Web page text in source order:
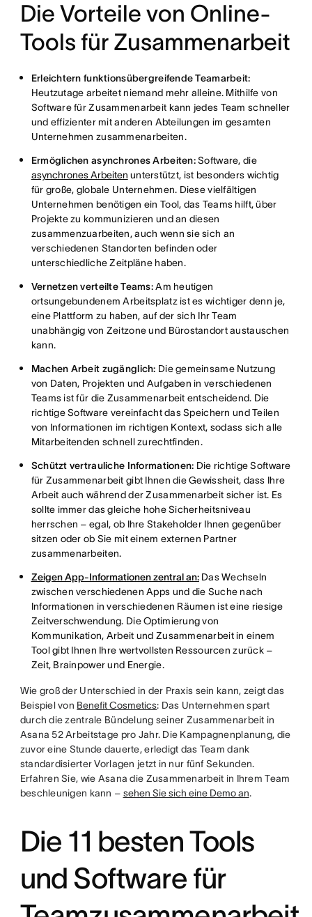
Die Vorteile von Online-
Tools für Zusammenarbeit
Erleichtern funktionsübergreifende Teamarbeit:
Heutzutage arbeitet niemand mehr alleine. Mithilfe von
Software für Zusammenarbeit kann jedes Team schneller
und effizienter mit anderen Abteilungen im gesamten
Unternehmen zusammenarbeiten.
Ermöglichen asynchrones Arbeiten:Software, die
asynchrones Arbeiten unterstützt, ist besonders wichtig
für große, globale Unternehmen. Diese vielfältigen
Unternehmen benötigen ein Tool, das Teams hilft, über
Projekte zu kommunizieren und an diesen
zusammenzuarbeiten, auch wenn sie sich an
verschiedenen Standorten befinden oder
unterschiedliche Zeitpläne haben.
Vernetzen verteilte Teams:Am heutigen
ortsungebundenem Arbeitsplatz ist es wichtiger denn je,
eine Plattform zu haben, auf der sich Ihr Team
unabhängig von Zeitzone und Bürostandort austauschen
kann.
Machen Arbeit zugänglich: Die gemeinsame Nutzung
von Daten, Projekten und Aufgaben in verschiedenen
Teams ist für die Zusammenarbeit entscheidend. Die
richtige Software vereinfacht das Speichern und Teilen
von Informationen im richtigen Kontext, sodass sich alle
Mitarbeitenden schnell zurechtfinden.
Schützt vertrauliche Informationen: Die richtige Software
für Zusammenarbeit gibt Ihnen die Gewissheit, dass Ihre
Arbeit auch während der Zusammenarbeit sicher ist. Es
sollte immer das gleiche hohe Sicherheitsniveau
herrschen – egal, ob Ihre Stakeholder Ihnen gegenüber
sitzen oder ob Sie mit einem externen Partner
zusammenarbeiten.
Zeigen App-Informationen zentral an:Das Wechseln
zwischen verschiedenen Apps und die Suche nach
Informationen in verschiedenen Räumen ist eine riesige
Zeitverschwendung. Die Optimierung von
Kommunikation, Arbeit und Zusammenarbeit in einem
Tool gibt Ihnen Ihre wertvollsten Ressourcen zurück –
Zeit, Brainpower und Energie.
Wie groß der Unterschied in der Praxis sein kann, zeigt das
Beispiel von Benefit Cosmetics: Das Unternehmen spart
durch die zentrale Bündelung seiner Zusammenarbeit in
Asana 52 Arbeitstage pro Jahr. Die Kampagnenplanung, die
zuvor eine Stunde dauerte, erledigt das Team dank
standardisierter Vorlagen jetzt in nur fünf Sekunden.
Erfahren Sie, wie Asana die Zusammenarbeit in Ihrem Team
beschleunigen kann – sehen Sie sich eine Demo an.
Die 11 besten Tools
und Software für